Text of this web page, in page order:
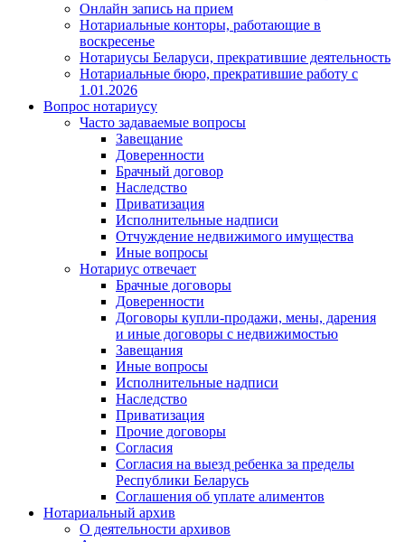
Онлайн запись на прием
Нотариальные конторы, работающие в
воскресенье
Нотариусы Беларуси, прекратившие деятельность
Нотариальные бюро, прекратившие работу с
1.01.2026
Вопрос нотариусу
Часто задаваемые вопросы
Завещание
Доверенности
Брачный договор
Наследство
Приватизация
Исполнительные надписи
Отчуждение недвижимого имущества
Иные вопросы
Нотариус отвечает
Брачные договоры
Доверенности
Договоры купли-продажи, мены, дарения
и иные договоры с недвижимостью
Завещания
Иные вопросы
Исполнительные надписи
Наследство
Приватизация
Прочие договоры
Согласия
Согласия на выезд ребенка за пределы
Республики Беларусь
Соглашения об уплате алиментов
Нотариальный архив
О деятельности архивов